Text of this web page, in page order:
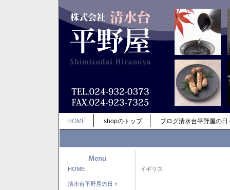
HOME shopのトップ ブログ清水台平野屋の日
Menu
HOME
清水台平野屋の日々
イギリス